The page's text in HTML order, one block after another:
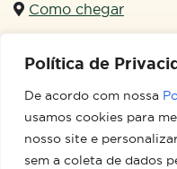
Política de
De acordo com nossa
usamos cookies para
nosso site e
sem a coleta de dados
Como chegar
(66) 99613-3133